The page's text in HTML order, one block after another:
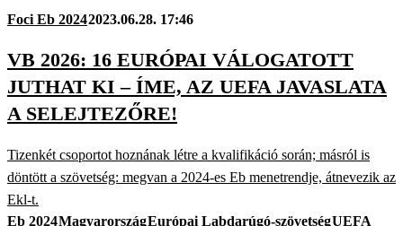
Foci Eb 20242023.06.28. 17:46
VB 2026: 16 EURÓPAI VÁLOGATOTT
JUTHAT KI – ÍME, AZ UEFA JAVASLATA
A SELEJTEZŐRE!
Tizenkét csoportot hoznának létre a kvalifikáció során; másról is
döntött a szövetség: megvan a 2024-es Eb menetrendje, átnevezik az
Ekl-t.
Eb 2024MagyarországEurópai Labdarúgó-szövetségUEFA